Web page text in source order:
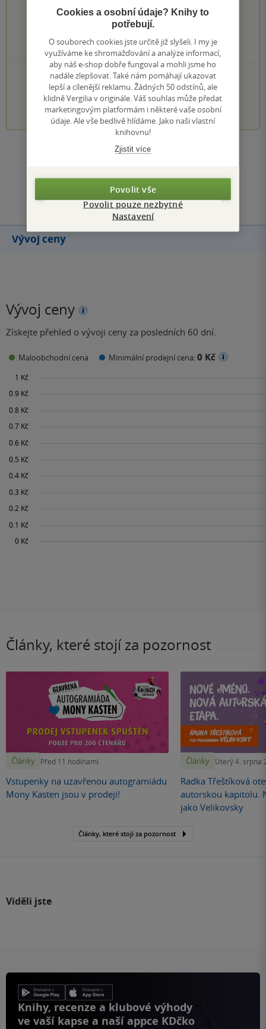
0×
4 hvězdičky
0×
3 hvězdičky
0×
2 hvězdičky
0×
1 hvezdička
PŘIDEJTE SVÉ HODNOCENÍ KNIHY
1 2 3 4 5
Zobrazit všechna hodnocení
Přidat hodnocení
Vývoj ceny
Vývoj ceny
Získejte přehled o vývoji ceny za posledních 60 dní.
Maloobchodní cena Minimální prodejní cena:0 Kč
Články, které stojí za pozornost
Články Před 11 hodinami
Vstupenky na uzavřenou autogramiádu
Mony Kasten jsou v prodeji!
Články Úterý 4. srpna
Radka Třeštíková
autorskou kapitolu.
jako Velikovsky
Články, které stojí za pozornost
Viděli jste
Knihy, recenze a klubové výhody
ve vaší kapse a naší appce KDčko
Cookies a osobní údaje? Knihy to
potřebují.
O souborech cookies jste určitě již slyšeli. I my je
využíváme ke shromažďování a analýze informací,
aby náš e-shop dobře fungoval a mohli jsme ho
nadále zlepšovat. Také nám pomáhají ukazovat
lepší a cílenější reklamu. Žádných 50 odstínů, ale
klidně Vergilia v originále. Váš souhlas může předat
marketingovým platformám i některé vaše osobní
údaje. Ale vše bedlivě hlídáme. Jako naši vlastní
knihovnu!
Zjistit více
Povolit vše
Povolit pouze nezbytné
Nastavení